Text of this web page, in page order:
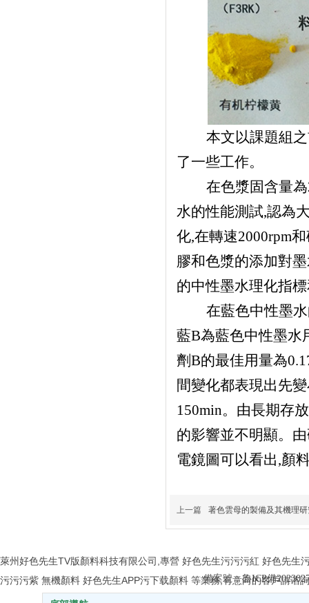
本文以課題組
了一些工作。
在色漿固含量
水的性能測試,認為
化,在轉速2000rpm
膠和色漿的添加對
的中性墨水理化指
在藍色中性墨
藍B為藍色中性墨水
劑B的最佳用量為
間變化都表現出先
150min。由長期存
的影響並不明顯。
電鏡圖可以看出,顏
上一篇 著色雲母的製備及其機理
萊州好色先生TV版顏料科技有限公司,專營 好色先生污污污紅 好色先
污污污紫 無機顏料 好色先生APP污下载顏料 等業務,有意向的客戶請谘
備案號：魯ICP備